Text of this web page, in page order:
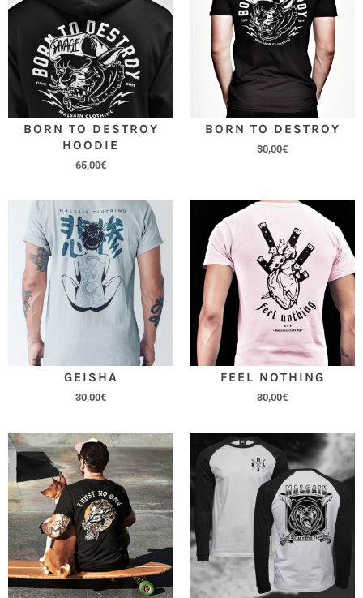
BORN TO DESTROY
HOODIE
65,00€
BORN TO DESTROY
30,00€
GEISHA
30,00€
FEEL NOTHING
30,00€